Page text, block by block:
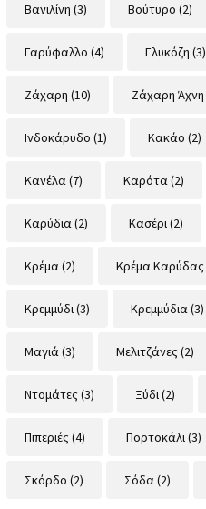
Βανιλίνη (3) Βούτυρο (2)
Γαρύφαλλο (4) Γλυκόζη (3)
Ζάχαρη (10) Ζάχαρη Άχνη
Ινδοκάρυδο (1) Κακάο (2)
Κανέλα(7) Καρότα(2)
Καρύδια(2) Κασέρι(2)
Κρέμα(2) Κρέμα Καρύδας
Κρεμμύδι(3) Κρεμμύδια(3)
Μαγιά(3) Μελιτζάνες (2)
Ντομάτες (3) Ξύδι(2)
Πιπεριές (4) Πορτοκάλι(3)
Σκόρδο (2) Σόδα(2)